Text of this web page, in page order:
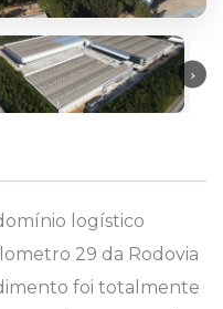
logístico
29 da Rodovia
foi totalmente